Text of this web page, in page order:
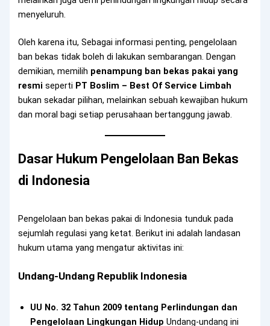
menyeluruh.
Oleh karena itu, Sebagai informasi penting, pengelolaan
ban bekas tidak boleh di lakukan sembarangan. Dengan
demikian, memilih penampung ban bekas pakai yang
resmi seperti PT Boslim – Best Of Service Limbah
bukan sekadar pilihan, melainkan sebuah kewajiban hukum
dan moral bagi setiap perusahaan bertanggung jawab.
Dasar Hukum Pengelolaan Ban Bekas
di Indonesia
Pengelolaan ban bekas pakai di Indonesia tunduk pada
sejumlah regulasi yang ketat. Berikut ini adalah landasan
hukum utama yang mengatur aktivitas ini:
Undang-Undang Republik Indonesia
UU No. 32 Tahun 2009 tentang Perlindungan dan
Pengelolaan Lingkungan Hidup Undang-undang ini